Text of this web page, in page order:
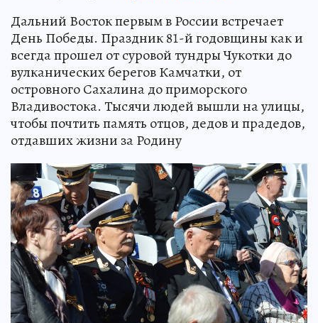
Дальний Восток первым в России встречает
День Победы. Праздник 81-й годовщины как и
всегда прошел от суровой тундры Чукотки до
вулканических берегов Камчатки, от
островного Сахалина до приморского
Владивостока. Тысячи людей вышли на улицы,
чтобы почтить память отцов, дедов и прадедов,
отдавших жизни за Родину